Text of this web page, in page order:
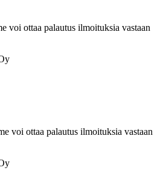
voi ottaa palautus ilmoituksia vastaan
voi ottaa palautus ilmoituksia vastaan